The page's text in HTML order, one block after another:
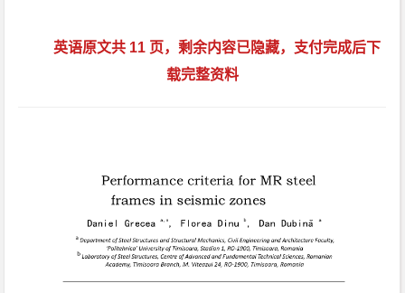
英语原文共 11 页，剩余内容已隐藏，支付完成后下
载完整资料